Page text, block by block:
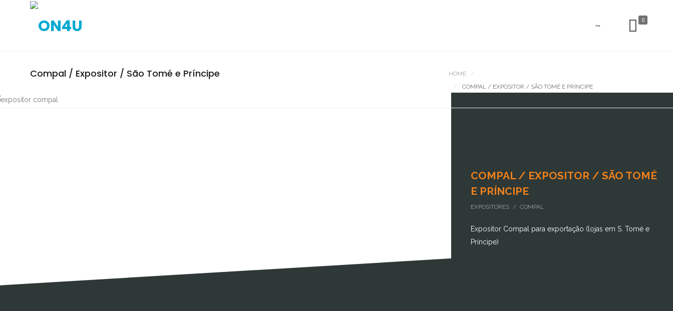
0
Compal / Expositor / São Tomé e Príncipe HOME
COMPAL / EXPOSITOR / SÃO TOMÉ E PRÍNCIPE
COMPAL / EXPOSITOR / SÃO TOMÉ
E PRÍNCIPE
EXPOSITORES / COMPAL
Expositor Compal para exportação (lojas em S. Tomé e
Príncipe)